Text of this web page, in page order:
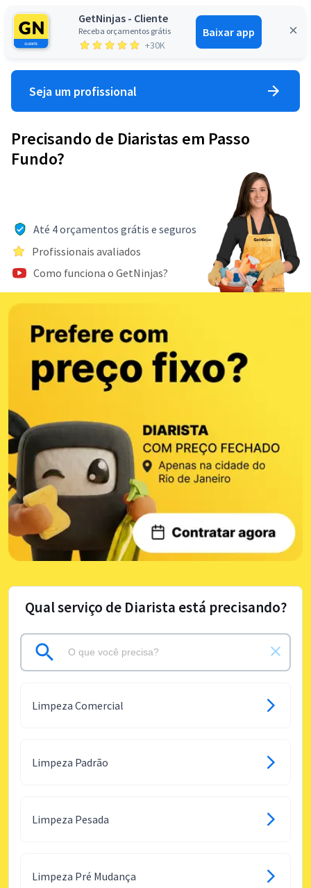
GetNinjas - Cliente
Receba orçamentos grátis
+30K
Baixar app
Entrar
Seja um profissional
Precisando de Diaristas em Passo
Fundo?
Até 4 orçamentos grátis e seguros
Profissionais avaliados
Como funciona o GetNinjas?
Qual serviço de Diarista está precisando?
Limpeza Comercial
Limpeza Padrão
Limpeza Pesada
Limpeza Pré Mudança